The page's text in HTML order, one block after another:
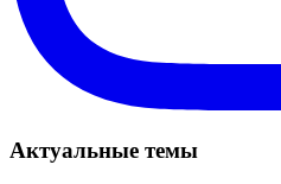
Актуальные темы